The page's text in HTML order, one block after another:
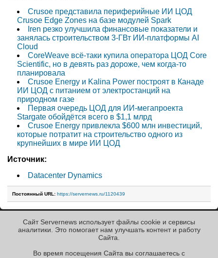
Crusoe представила периферийные ИИ ЦОД
Crusoe Edge Zones на базе модулей Spark
Iren резко улучшила финансовые показатели и
занялась строительством 3-ГВт ИИ-платформы AI
Cloud
CoreWeave всё-таки купила оператора ЦОД Core
Scientific, но в девять раз дороже, чем когда-то
планировала
Crusoe Energy и Kalina Power построят в Канаде
ИИ ЦОД с питанием от электростанций на
природном газе
Первая очередь ЦОД для ИИ-мегапроекта
Stargate обойдётся всего в $1,1 млрд
Crusoe Energy привлекла $600 млн инвестиций,
которые потратит на строительство одного из
крупнейших в мире ИИ ЦОД
Источник:
Datacenter Dynamics
Постоянный URL: https://servernews.ru/1120439
« Назад к ленте
Сайт Servernews использует файлы cookie и сервисы
аналитики. Это помогает нам улучшать контент и работу
Cайта.
Во время посещения Cайта вы соглашаетесь с